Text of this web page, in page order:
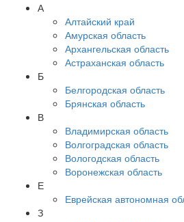
А
Алтайский край
Амурская область
Архангельская область
Астраханская область
Б
Белгородская область
Брянская область
В
Владимирская область
Волгоградская область
Вологодская область
Воронежская область
Е
Еврейская автономная
З